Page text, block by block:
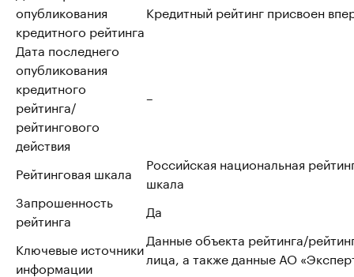
опубликования
кредитного рейтинга
Кредитный рейтинг присвоен
Дата последнего
опубликования
кредитного
рейтинга/
рейтингового
действия
–
Рейтинговая шкала
Российская национальная
шкала
Запрошенность
рейтинга
Да
Ключевые источники
информации
Данные объекта рейтинга/
лица, а также данные АО